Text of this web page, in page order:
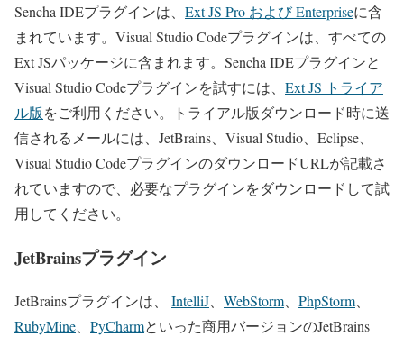
Sencha IDEプラグインは、 Ext JS Pro および Enterpriseに含
まれています。Visual Studio Codeプラグインは、すべての
Ext JSパッケージに含まれます。Sencha IDEプラグインと
Visual Studio Codeプラグインを試すには、 Ext JS トライア
ル版をご利用ください。トライアル版ダウンロード時に送
信されるメールには、JetBrains、Visual Studio、Eclipse、
Visual Studio CodeプラグインのダウンロードURLが記載さ
れていますので、必要なプラグインをダウンロードして試
用してください。
JetBrainsプラグイン
JetBrainsプラグインは、 IntelliJ、 WebStorm、 PhpStorm、
RubyMine、 PyCharmといった商用バージョンのJetBrains